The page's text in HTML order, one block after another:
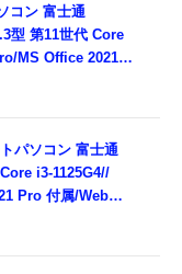
コン 富士通
型 第11世代 Core
MS Office 2021搭
静音マウス付
パソコン 富士通
i3-1125G4//
Pro 付属/Webカ
180日保証（メモリ